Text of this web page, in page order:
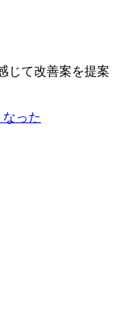
じて改善案を提案
った